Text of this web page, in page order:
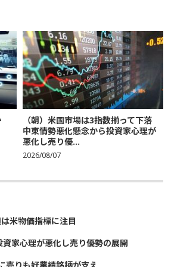
（朝）米国市場は3指数揃って下落
中東情勢悪化懸念から投資家心理が
悪化し売り優...
2026/08/07
米物価指標に注目
家心理が悪化し売り優勢の展開
売りも好業績銘柄が支え